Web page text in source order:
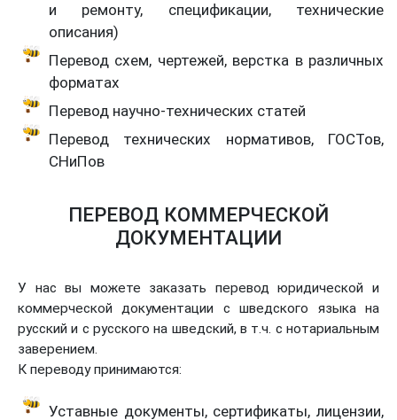
и ремонту, спецификации, технические
описания)
Перевод схем, чертежей, верстка в различных
форматах
Перевод научно-технических статей
Перевод технических нормативов, ГОСТов,
СНиПов
ПЕРЕВОД КОММЕРЧЕСКОЙ
ДОКУМЕНТАЦИИ
У нас вы можете заказать перевод юридической и
коммерческой документации с шведского языка на
русский и с русского на шведский, в т.ч. с нотариальным
заверением.
К переводу принимаются:
Уставные документы, сертификаты, лицензии,